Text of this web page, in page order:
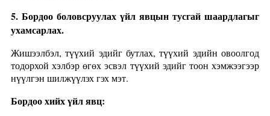
5. Бордоо боловсруулах үйл явцын тусгай шаардлагыг
ухамсарлах.
Жишээлбэл, түүхий эдийг бутлах, түүхий эдийн овоолгод
тодорхой хэлбэр өгөх эсвэл түүхий эдийг тоон хэмжээгээр
нүүлгэн шилжүүлэх гэх мэт.
Бордоо хийх үйл явц: